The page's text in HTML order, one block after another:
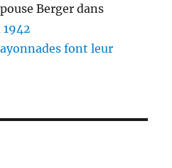
Berger dans
1942
font leur